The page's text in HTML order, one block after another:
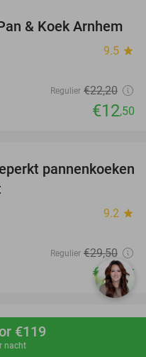
€119
nacht
44%
& Koek Arnhem
9.5 star
Regulier €22,20
€12,50
30%
pannenkoeken
9.2 star
Regulier €29,50
€20,75
favorite_border
+ 3 stuks
naar keuze